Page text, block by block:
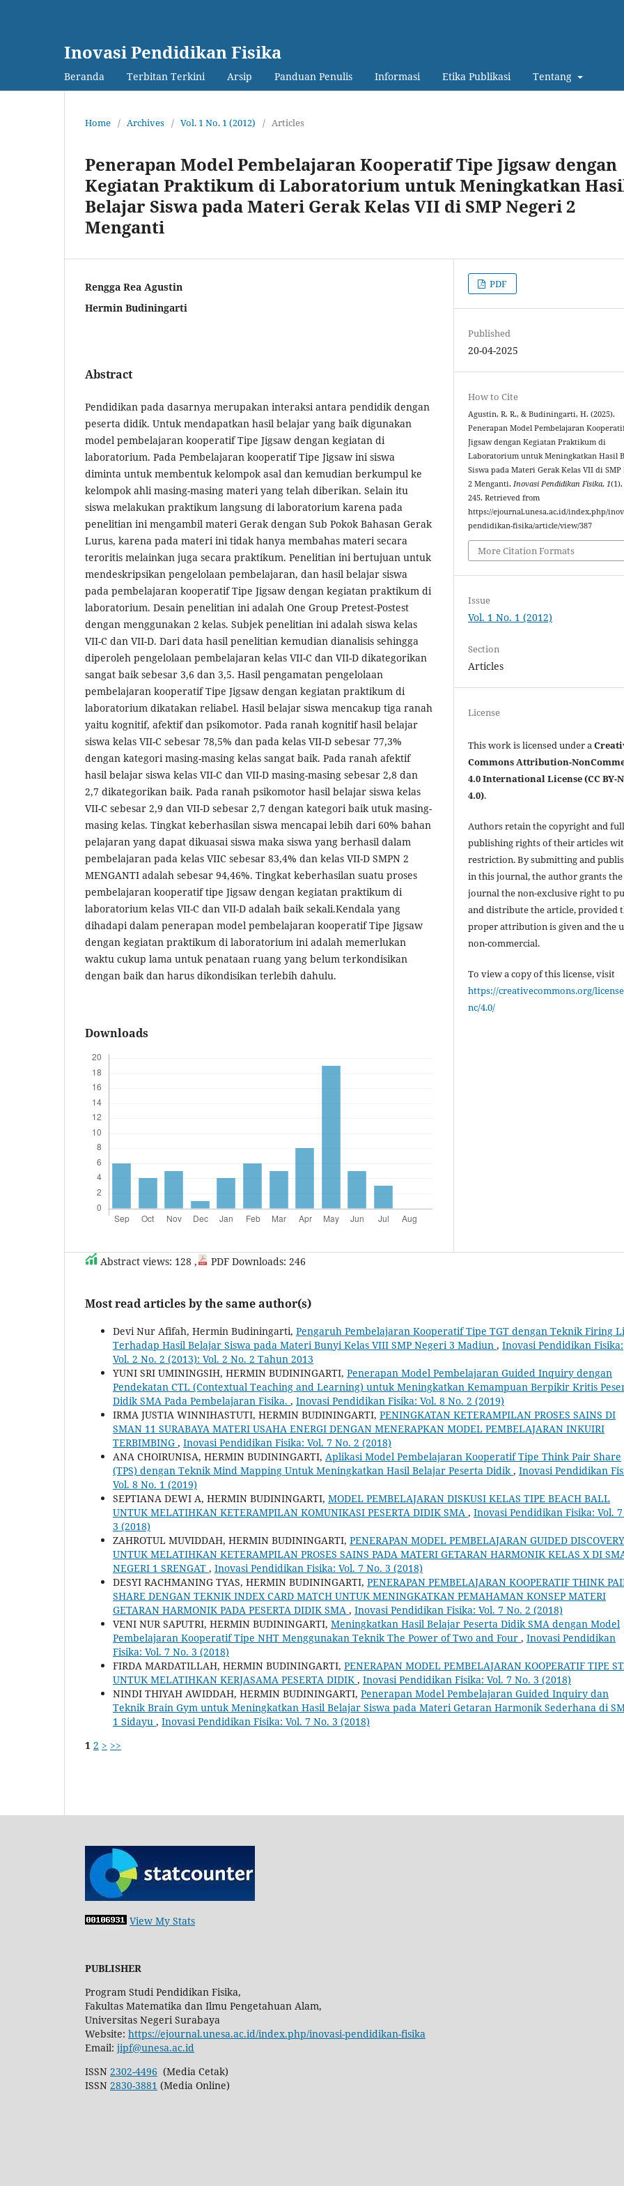
Inovasi Pendidikan Fisika
Beranda Terbitan Terkini Arsip Panduan Penulis Informasi Etika Publikasi Tentang
Home / Archives / Vol. 1 No. 1 (2012) / Articles
Penerapan Model Pembelajaran Kooperatif Tipe Jigsaw dengan
Kegiatan Praktikum di ‎Laboratorium untuk Meningkatkan
Belajar Siswa pada Materi Gerak Kelas VII di SMP ‎Negeri 2
Menganti
Rengga Rea Agustin
Hermin Budiningarti
Abstract
Pendidikan pada dasarnya merupakan interaksi antara pendidik dengan
peserta didik. Untuk mendapatkan hasil belajar yang baik digunakan
model pembelajaran kooperatif Tipe Jigsaw dengan kegiatan di
laboratorium. Pada Pembelajaran kooperatif Tipe Jigsaw ini siswa
diminta untuk membentuk kelompok asal dan kemudian berkumpul ke
kelompok ahli masing-masing materi yang telah diberikan. Selain itu
siswa melakukan praktikum langsung di laboratorium karena pada
penelitian ini mengambil materi Gerak dengan Sub Pokok Bahasan Gerak
Lurus, karena pada materi ini tidak hanya membahas materi secara
teroritis melainkan juga secara praktikum. Penelitian ini bertujuan untuk
mendeskripsikan pengelolaan pembelajaran, dan hasil belajar siswa
pada pembelajaran kooperatif Tipe Jigsaw dengan kegiatan praktikum di
laboratorium. Desain penelitian ini adalah One Group Pretest-Postest
dengan menggunakan 2 kelas. Subjek penelitian ini adalah siswa kelas
VII-C dan VII-D. Dari data hasil penelitian kemudian dianalisis sehingga
diperoleh pengelolaan pembelajaran kelas VII-C dan VII-D dikategorikan
sangat baik sebesar 3,6 dan 3,5. Hasil pengamatan pengelolaan
pembelajaran kooperatif Tipe Jigsaw dengan kegiatan praktikum di
laboratorium dikatakan reliabel. Hasil belajar siswa mencakup tiga ranah
yaitu kognitif, afektif dan psikomotor. Pada ranah kognitif hasil belajar
siswa kelas VII-C sebesar 78,5% dan pada kelas VII-D sebesar 77,3%
dengan kategori masing-masing kelas sangat baik. Pada ranah afektif
hasil belajar siswa kelas VII-C dan VII-D masing-masing sebesar 2,8 dan
2,7 dikategorikan baik. Pada ranah psikomotor hasil belajar siswa kelas
VII-C sebesar 2,9 dan VII-D sebesar 2,7 dengan kategori baik utuk masing-
masing kelas. Tingkat keberhasilan siswa mencapai lebih dari 60% bahan
pelajaran yang dapat dikuasai siswa maka siswa yang berhasil dalam
pembelajaran pada kelas VIIC sebesar 83,4% dan kelas VII-D SMPN 2
MENGANTI adalah sebesar 94,46%. Tingkat keberhasilan suatu proses
pembelajaran kooperatif tipe Jigsaw dengan kegiatan praktikum di
laboratorium kelas VII-C dan VII-D adalah baik sekali.Kendala yang
dihadapi dalam penerapan model pembelajaran kooperatif Tipe Jigsaw
dengan kegiatan praktikum di laboratorium ini adalah memerlukan
waktu cukup lama untuk penataan ruang yang belum terkondisikan
dengan baik dan harus dikondisikan terlebih dahulu.
Downloads
PDF
Published
20-04-2025
How to Cite
Agustin, R. R., & Budiningarti, H. (2025).
Penerapan Model Pembelajaran
Jigsaw dengan Kegiatan Praktikum di
‎Laboratorium untuk Meningkatkan Hasil
Siswa pada Materi Gerak Kelas VII di SMP
2 Menganti.Inovasi Pendidikan Fisika,1(1),
245. Retrieved from
https://ejournal.unesa.ac.id/index.php/
pendidikan-fisika/article/view/387
More Citation Formats
Issue
Vol. 1 No. 1 (2012)
Section
Articles
License
This work is licensed under a
Commons Attribution-
4.0 International License (CC BY-
4.0).
Authors retain the copyright and full
publishing rights of their articles
restriction. By submitting and
in this journal, the author grants the
journal the non-exclusive right to
and distribute the article, provided
proper attribution is given and the
non-commercial.
To view a copy of this license, visit
https://creativecommons.org/
nc/4.0/
Abstract views: 128 , PDF Downloads: 246
Most read articles by the same author(s)
Devi Nur Afifah, Hermin Budiningarti, Pengaruh Pembelajaran Kooperatif Tipe TGT dengan Teknik Firing
Terhadap Hasil Belajar ‎Siswa pada Materi Bunyi Kelas VIII SMP Negeri 3 Madiun , Inovasi Pendidikan Fisika:
Vol. 2 No. 2 (2013): Vol. 2 No. 2 Tahun 2013
YUNI SRI UMININGSIH, HERMIN BUDININGARTI, Penerapan Model Pembelajaran Guided Inquiry dengan
Pendekatan CTL (Contextual Teaching and Learning) untuk Meningkatkan Kemampuan Berpikir Kritis
Didik SMA Pada Pembelajaran Fisika. , Inovasi Pendidikan Fisika: Vol. 8 No. 2 (2019)
IRMA JUSTIA WINNIHASTUTI, HERMIN BUDININGARTI, PENINGKATAN KETERAMPILAN PROSES SAINS DI
SMAN 11 SURABAYA MATERI USAHA ENERGI DENGAN MENERAPKAN MODEL PEMBELAJARAN INKUIRI
TERBIMBING , Inovasi Pendidikan Fisika: Vol. 7 No. 2 (2018)
ANA CHOIRUNISA, HERMIN BUDININGARTI, Aplikasi Model Pembelajaran Kooperatif Tipe Think Pair Share
(TPS) dengan Teknik Mind Mapping Untuk Meningkatkan Hasil Belajar Peserta Didik, Inovasi Pendidikan
Vol. 8 No. 1 (2019)
SEPTIANA DEWI A, HERMIN BUDININGARTI, MODEL PEMBELAJARAN DISKUSI KELAS TIPE BEACH BALL
UNTUK MELATIHKAN KETERAMPILAN KOMUNIKASI PESERTA DIDIK SMA , Inovasi Pendidikan Fisika: Vol.
3 (2018)
ZAHROTUL MUVIDDAH, HERMIN BUDININGARTI, PENERAPAN MODEL PEMBELAJARAN GUIDED DISCOVERY
UNTUK MELATIHKAN KETERAMPILAN PROSES SAINS PADA MATERI GETARAN HARMONIK KELAS X DI
NEGERI 1 SRENGAT , Inovasi Pendidikan Fisika: Vol. 7 No. 3 (2018)
DESYI RACHMANING TYAS, HERMIN BUDININGARTI, PENERAPAN PEMBELAJARAN KOOPERATIF THINK
SHARE DENGAN TEKNIK INDEX CARD MATCH UNTUK MENINGKATKAN PEMAHAMAN KONSEP MATERI
GETARAN HARMONIK PADA PESERTA DIDIK SMA , Inovasi Pendidikan Fisika: Vol. 7 No. 2 (2018)
VENI NUR SAPUTRI, HERMIN BUDININGARTI, Meningkatkan Hasil Belajar Peserta Didik SMA dengan Model
Pembelajaran Kooperatif Tipe NHT Menggunakan Teknik The Power of Two and Four , Inovasi Pendidikan
Fisika: Vol. 7 No. 3 (2018)
FIRDA MARDATILLAH, HERMIN BUDININGARTI, PENERAPAN MODEL PEMBELAJARAN KOOPERATIF TIPE
UNTUK MELATIHKAN KERJASAMA PESERTA DIDIK , Inovasi Pendidikan Fisika: Vol. 7 No. 3 (2018)
NINDI THIYAH AWIDDAH, HERMIN BUDININGARTI, Penerapan Model Pembelajaran Guided Inquiry dan
Teknik Brain Gym untuk Meningkatkan Hasil Belajar Siswa pada Materi Getaran Harmonik Sederhana di
1 Sidayu , Inovasi Pendidikan Fisika: Vol. 7 No. 3 (2018)
1 2 > >>
View My Stats
PUBLISHER
Program Studi Pendidikan Fisika,
Fakultas Matematika dan Ilmu Pengetahuan Alam,
Universitas Negeri Surabaya
Website: https://ejournal.unesa.ac.id/index.php/inovasi-pendidikan-fisika
Email: jipf@unesa.ac.id
ISSN 2302-4496 (Media Cetak)
ISSN 2830-3881 (Media Online)